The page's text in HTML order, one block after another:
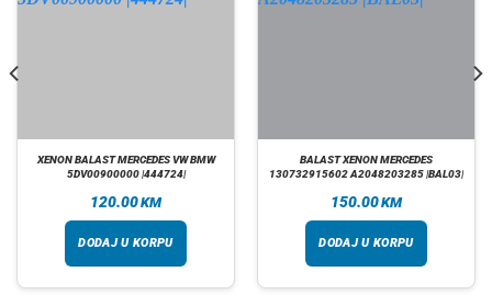
XENON BALAST MERCEDES VW BMW
5DV00900000 |444724|
120.00KM
DODAJ U KORPU
BALAST XENON MERCEDES
130732915602 A2048203285 |BAL03|
150.00KM
DODAJ U KORPU